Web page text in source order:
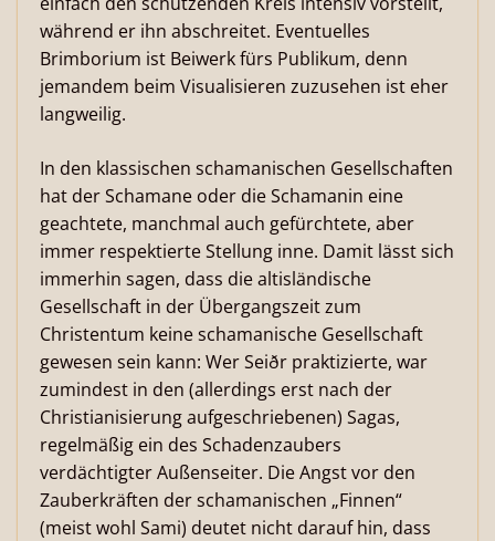
während er ihn abschreitet. Eventuelles
Brimborium ist Beiwerk fürs Publikum, denn
jemandem beim Visualisieren zuzusehen ist eher
langweilig.
In den klassischen schamanischen Gesellschaften
hat der Schamane oder die Schamanin eine
geachtete, manchmal auch gefürchtete, aber
immer respektierte Stellung inne. Damit lässt sich
immerhin sagen, dass die altisländische
Gesellschaft in der Übergangszeit zum
Christentum keine schamanische Gesellschaft
gewesen sein kann: Wer Seiðr praktizierte, war
zumindest in den (allerdings erst nach der
Christianisierung aufgeschriebenen) Sagas,
regelmäßig ein des Schadenzaubers
verdächtigter Außenseiter. Die Angst vor den
Zauberkräften der schamanischen „Finnen“
(meist wohl Sami) deutet nicht darauf hin, dass